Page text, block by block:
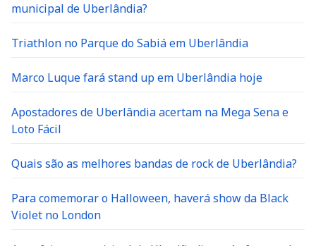
municipal de Uberlândia?
Triathlon no Parque do Sabiá em Uberlândia
Marco Luque fará stand up em Uberlândia hoje
Apostadores de Uberlândia acertam na Mega Sena e
Loto Fácil
Quais são as melhores bandas de rock de Uberlândia?
Para comemorar o Halloween, haverá show da Black
Violet no London